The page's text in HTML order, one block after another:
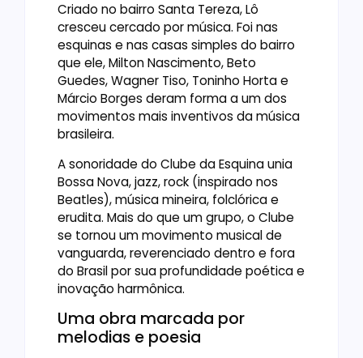
Criado no bairro Santa Tereza, Lô
cresceu cercado por música. Foi nas
esquinas e nas casas simples do bairro
que ele, Milton Nascimento, Beto
Guedes, Wagner Tiso, Toninho Horta e
Márcio Borges deram forma a um dos
movimentos mais inventivos da música
brasileira.
A sonoridade do Clube da Esquina unia
Bossa Nova, jazz, rock (inspirado nos
Beatles), música mineira, folclórica e
erudita. Mais do que um grupo, o Clube
se tornou um movimento musical de
vanguarda, reverenciado dentro e fora
do Brasil por sua profundidade poética e
inovação harmônica.
Uma obra marcada por
melodias e poesia